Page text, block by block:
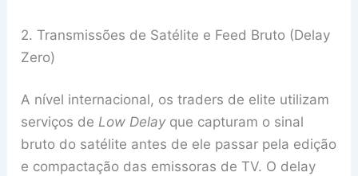
2. Transmissões de Satélite e Feed Bruto (Delay
Zero)
A nível internacional, os traders de elite utilizam
serviços deLow Delayque capturam o sinal
bruto do satélite antes de ele passar pela edição
e compactação das emissoras de TV. O delay